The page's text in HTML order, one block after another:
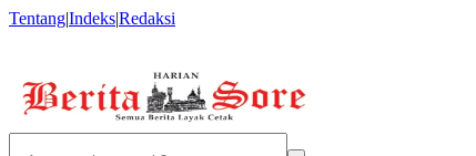
Tentang|Indeks|Redaksi